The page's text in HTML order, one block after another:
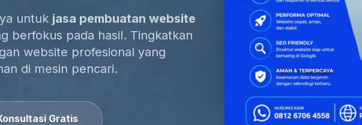
untuk jasa pembuatan website
berfokus pada hasil. Tingkatkan
website profesional yang
di mesin pencari.
Gratis